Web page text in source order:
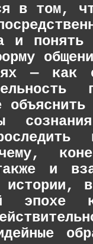
в том,
и
— как
и
истории,
эпохе